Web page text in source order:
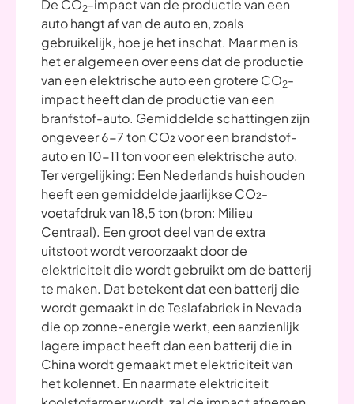
De CO2-impact van de productie van een
auto hangt af van de auto en, zoals
gebruikelijk, hoe je het inschat. Maar men is
het er algemeen over eens dat de productie
van een elektrische auto een grotere CO2-
impact heeft dan de productie van een
branfstof-auto. Gemiddelde schattingen zijn
ongeveer 6-7 ton CO₂ voor een brandstof-
auto en 10-11 ton voor een elektrische auto.
Ter vergelijking: Een Nederlands huishouden
heeft een gemiddelde jaarlijkse CO₂-
voetafdruk van 18,5 ton (bron: Milieu
Centraal). Een groot deel van de extra
uitstoot wordt veroorzaakt door de
elektriciteit die wordt gebruikt om de batterij
te maken. Dat betekent dat een batterij die
wordt gemaakt in de Teslafabriek in Nevada
die op zonne-energie werkt, een aanzienlijk
lagere impact heeft dan een batterij die in
China wordt gemaakt met elektriciteit van
het kolennet. En naarmate elektriciteit